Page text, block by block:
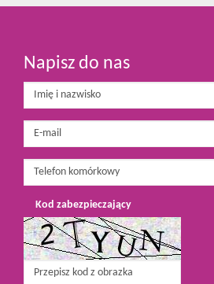
Napisz do nas
Kod zabezpieczający